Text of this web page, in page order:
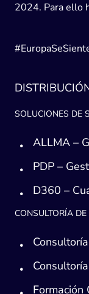
2024. Para ello
SOLUCIONES DE
ALLMA –
PDP –
D360 –
CONSULTORÍA
Formación